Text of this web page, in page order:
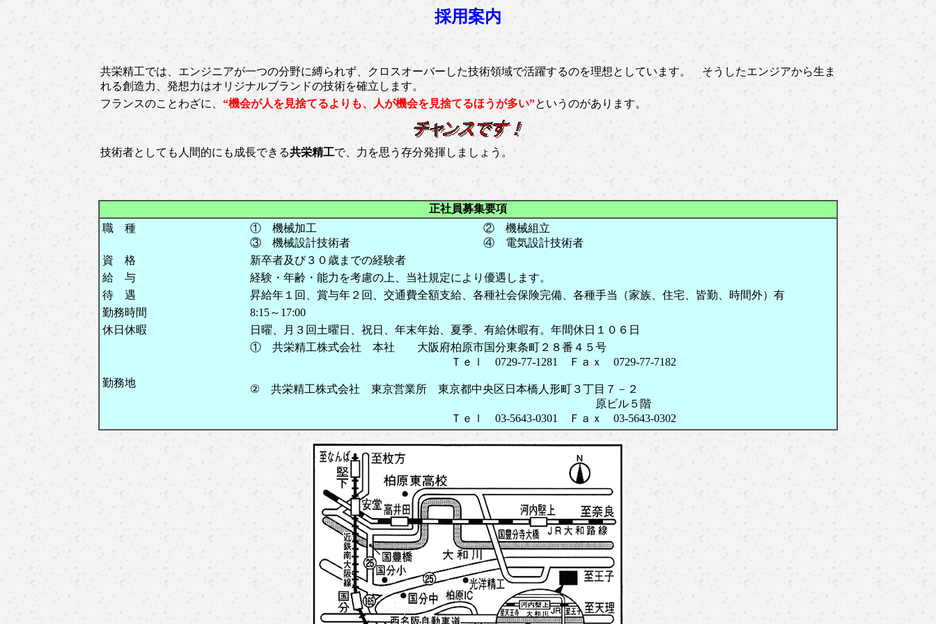
採用案内
共栄精工では、エンジニアが一つの分野に縛られず、クロスオーバーした技術領域で活躍するのを理想としています。 そうしたエンジアから生ま
れる創造力、発想力はオリジナルブランドの技術を確立します。
フランスのことわざに、 “機会が人を見捨てるよりも、人が機会を見捨てるほうが多い”というのがあります。
技術者としても人間的にも成長できる共栄精工で、力を思う存分発揮しましょう。
正社員募集要項
職 種
① 機械加工
② 機械組立
③ 機械設計技術者
④ 電気設計技術者
資 格
新卒者及び３０歳までの経験者
給 与
経験・年齢・能力を考慮の上、当社規定により優遇します。
待 遇
昇給年１回、賞与年２回、交通費全額支給、各種社会保険完備、各種手当（家族、住宅、皆勤、時間外）有
勤務時間
8:15～17:00
休日休暇
日曜、月３回土曜日、祝日、年末年始、夏季、有給休暇有。年間休日１０６日
勤務地
① 共栄精工株式会社 本社 大阪府柏原市国分東条町２８番４５ 号
Ｔｅｌ 0729-77-1281 Ｆａｘ 0729-77-7182
② 共栄精工株式会社 東京営業所 東京都中央区日本橋人形町３丁目７－２
原ビル５階
Ｔｅｌ 03-5643-0301 Ｆａｘ 03-5643-0302